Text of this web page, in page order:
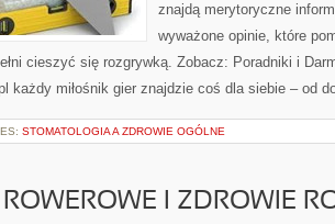
znajdą merytoryczne
wyważone opinie, które
cieszyć się rozgrywką. Zobacz: Poradniki i
każdy miłośnik gier znajdzie coś dla siebie – od
STOMATOLOGIA A ZDROWIE OGÓLNE
ROWEROWE I ZDROWIE